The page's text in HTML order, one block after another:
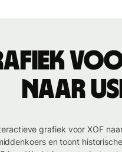
naar
grafiek voor XOF
en toont